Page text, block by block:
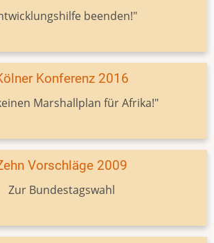
beenden!"
Konferenz 2016
Marshallplan für Afrika!"
Vorschläge 2009
Zur Bundestagswahl